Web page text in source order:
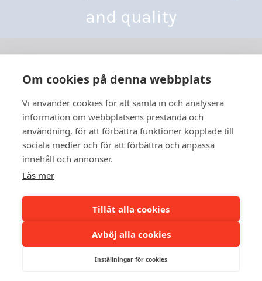
and quality
Yhdystie 3-7,
68300 Kälviä, Finland
info@besthall.com
Business ID FI01070190
Om cookies på denna webbplats
Vi använder cookies för att samla in och analysera
information om webbplatsens prestanda och
användning, för att förbättra funktioner kopplade till
sociala medier och för att förbättra och anpassa
innehåll och annonser.
Läs mer
Tillåt alla cookies
Avböj alla cookies
Inställningar för cookies